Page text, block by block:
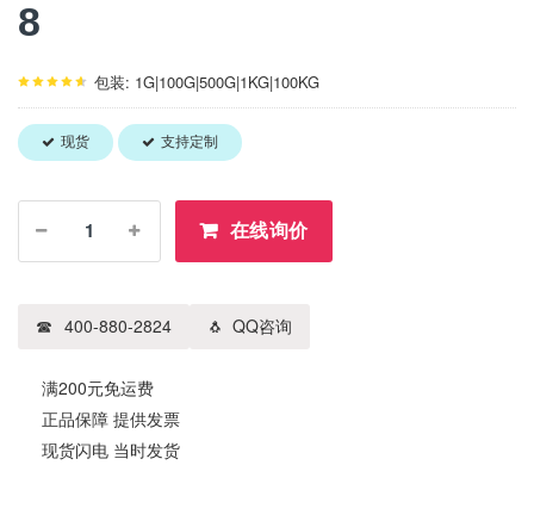
8
包装: 1G|100G|500G|1KG|100KG
现货 支持定制
在线询价
QQ咨询
400-880-2824
满200元免运费
正品保障 提供发票
现货闪电 当时发货